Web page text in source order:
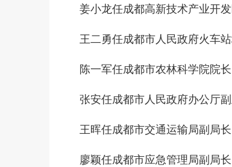
姜小龙任成都高新技术产业开
王二勇任成都市人民政府火车
陈一军任成都市农林科学院院长
张安任成都市人民政府办公厅
王晖任成都市交通运输局副局长
廖颖任成都市应急管理局副局长